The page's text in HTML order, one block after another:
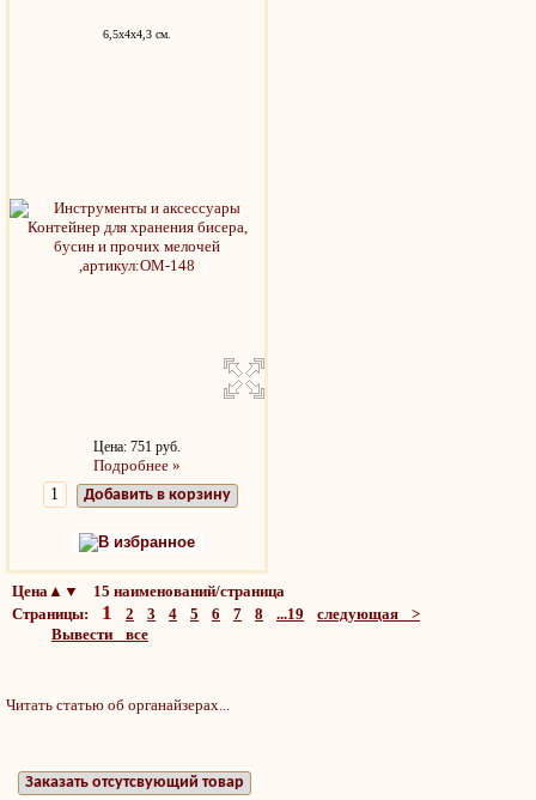
6,5х4х4,3 см.
Цена: 751 руб.
Подробнее »
Добавить в корзину
В избранное
Цена▲▼ 15 наименований/страница
Страницы: 1 2 3 4 5 6 7 8 ...19
следующая >
Вывести все
Читать статью об органайзерах...
Заказать отсутсвующий товар